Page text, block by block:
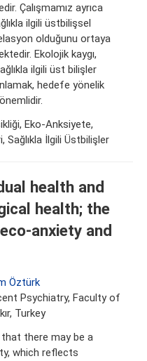
Çalışmamız ayrıca
ilgili üstbilişsel
olduğunu ortaya
Ekolojik kaygı,
ilgili üst bilişler
hedefe yönelik
Eko-Anksiyete,
Sağlıkla İlgili Üstbilişler
health and
health; the
anxiety and
Öztürk
Psychiatry, Faculty of
Turkey
that there may be a
which reflects